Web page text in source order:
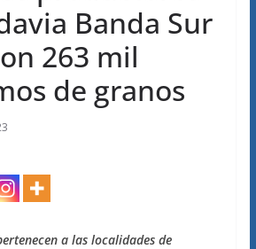
Banda Sur
263 mil
de granos
a las localidades de